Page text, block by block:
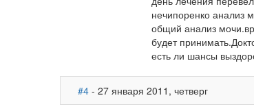
нечипоренко анализ
общий анализ
будет
есть ли шансы
#4 - 27 января 2011, четверг